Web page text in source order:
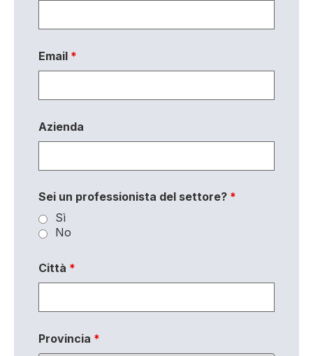
Email *
Azienda
Sei un professionista del settore? *
Sì
No
Città *
Provincia *